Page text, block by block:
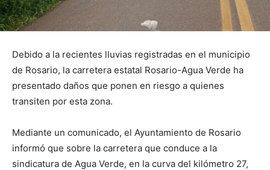
Debido a la recientes lluvias registradas en el municipio
de Rosario, la carretera estatal Rosario-Agua Verde ha
presentado daños que ponen en riesgo a quienes
transiten por esta zona.
Mediante un comunicado, el Ayuntamiento de Rosario
informó que sobre la carretera que conduce a la
sindicatura de Agua Verde, en la curva del kilómetro 27,